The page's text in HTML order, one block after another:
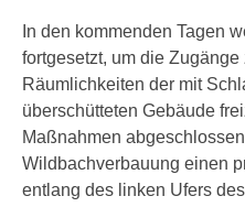
In den kommenden Tagen
fortgesetzt, um die
Räumlichkeiten der mit
überschütteten Gebäude
Maßnahmen
Wildbachverbauung einen
entlang des linken Ufers